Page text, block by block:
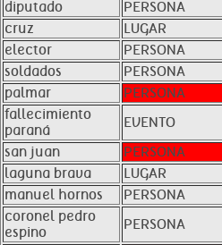
diputado
PERSONA
cruz
LUGAR
elector
PERSONA
soldados
PERSONA
palmar
PERSONA
fallecimiento
paraná
EVENTO
san juan
PERSONA
laguna brava
LUGAR
manuel hornos
PERSONA
coronel pedro
espino
PERSONA